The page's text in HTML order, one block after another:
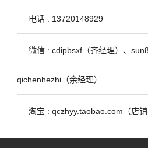
电话 : 13720148929
微信 : cdipbsxf（齐经理）、
qichenhezhi（余经理）
淘宝 : qczhyy.taobao.com（店铺